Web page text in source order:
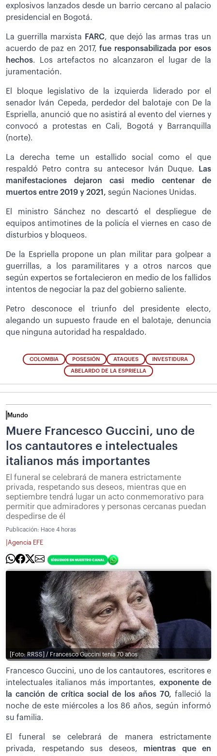
explosivos lanzados desde un barrio cercano al palacio
presidencial en Bogotá.
La guerrilla marxista FARC, que dejó las armas tras un
acuerdo de paz en 2017,fue responsabilizada por esos
hechos. Los artefactos no alcanzaron el lugar de la
juramentación.
El bloque legislativo de la izquierda liderado por el
senador Iván Cepeda, perdedor del balotaje con De la
Espriella, anunció que no asistirá al evento del viernes y
convocó a protestas en Cali, Bogotá y Barranquilla
(norte).
La derecha teme un estallido social como el que
respaldó Petro contra su antecesor Iván Duque.
Las
manifestaciones dejaron casi medio centenar de
muertos entre 2019 y 2021, según Naciones Unidas.
El ministro Sánchez no descartó el despliegue de
equipos antimotines de la policía el viernes en caso de
disturbios y bloqueos.
De la Espriella propone un plan militar para golpear a
guerrillas, a los paramilitares y a otros narcos que
según expertos se fortalecieron en medio de los fallidos
intentos de negociar la paz del gobierno saliente.
Petro desconoce el triunfo del presidente electo,
alegando un supuesto fraude en el balotaje, denuncia
que ninguna autoridad ha respaldado.
COLOMBIA POSESIÓN ATAQUES INVESTIDURA
ABELARDO DE LA ESPRIELLA
Mundo
Muere Francesco Guccini, uno de
los cantautores e intelectuales
italianos más importantes
El funeral se celebrará de manera estrictamente
privada, respetando sus deseos, mientras que en
septiembre tendrá lugar un acto conmemorativo para
permitir que admiradores y personas cercanas puedan
despedirse de él
Publicación: Hace 4 horas
Agencia EFE
[Foto: RRSS] / Francesco Guccini tenía 70 años
Francesco Guccini, uno de los cantautores, escritores e
intelectuales italianos más importantes, exponente de
la canción de crítica social de los años 70, falleció la
noche de este miércoles a los 86 años, según informó
su familia.
El funeral se celebrará de manera estrictamente
privada, respetando sus deseos, mientras que en